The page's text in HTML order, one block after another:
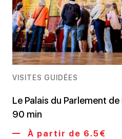
VISITES GUIDÉES
Le Palais du Parlement
90 min
À partir de 6.5€